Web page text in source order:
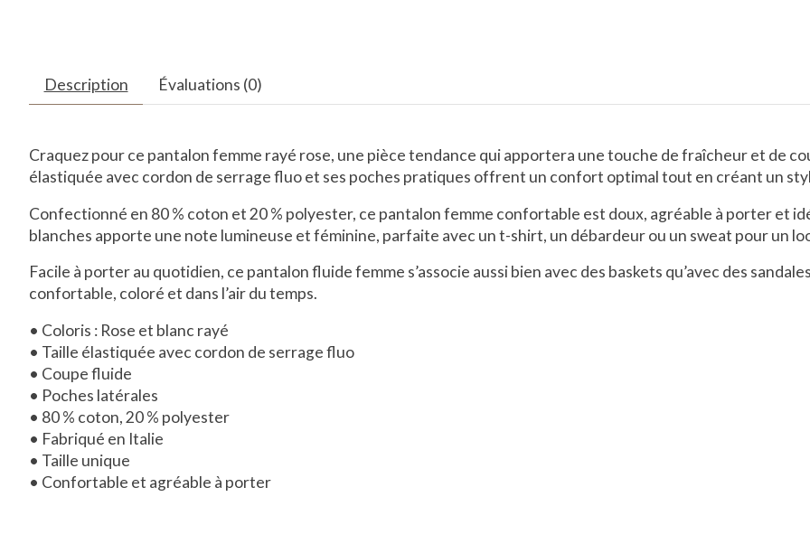
Description Évaluations (0)
Craquez pour ce pantalon femme rayé rose, une pièce tendance qui apportera une touche de fraîcheur et de
élastiquée avec cordon de serrage fluoet ses poches pratiques offrent un confort optimal tout en créant un
Confectionné en 80 % coton et 20 % polyester, ce pantalon femme confortable est doux, agréable à porter et
blanches apporte une note lumineuse et féminine, parfaite avec un t-shirt, un débardeur ou un sweat pour un
Facile à porter au quotidien, ce pantalon fluide femme s’associe aussi bien avec des baskets qu’avec des
confortable, coloré et dans l’air du temps.
• Coloris : Rose et blanc rayé
• Taille élastiquée avec cordon de serrage fluo
• Coupe fluide
• Poches latérales
• 80 % coton, 20 % polyester
• Fabriqué en Italie
• Taille unique
• Confortable et agréable à porter